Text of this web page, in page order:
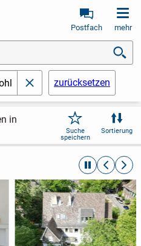
Postfach mehr
schließenzurücksetzen
in
Suche
speichern
Sortierung
automatische